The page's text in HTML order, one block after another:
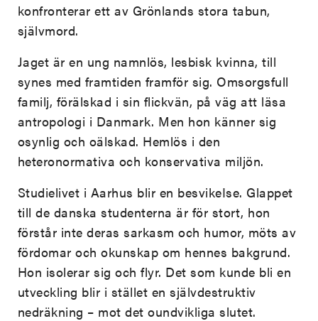
konfronterar ett av Grönlands stora tabun,
självmord.
Jaget är en ung namnlös, lesbisk kvinna, till
synes med framtiden framför sig. Omsorgsfull
familj, förälskad i sin flickvän, på väg att läsa
antropologi i Danmark. Men hon känner sig
osynlig och oälskad. Hemlös i den
heteronormativa och konservativa miljön.
Studielivet i Aarhus blir en besvikeIse. Glappet
till de danska studenterna är för stort, hon
förstår inte deras sarkasm och humor, möts av
fördomar och okunskap om hennes bakgrund.
Hon isolerar sig och flyr. Det som kunde bli en
utveckling blir i stället en självdestruktiv
nedräkning – mot det oundvikliga slutet.